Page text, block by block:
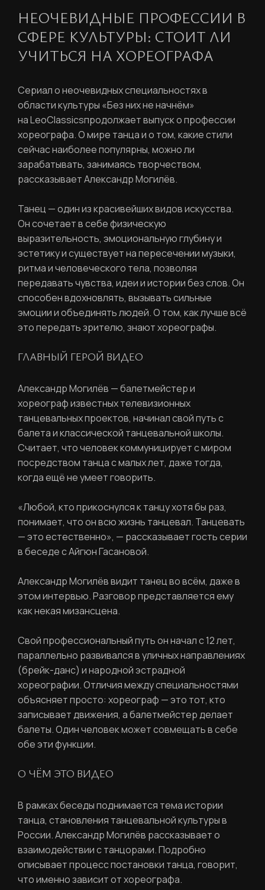
НЕОЧЕВИДНЫЕ ПРОФЕССИИ В
СФЕРЕ КУЛЬТУРЫ: СТОИТ ЛИ
УЧИТЬСЯ НА ХОРЕОГРАФА
Сериал о неочевидных специальностях в
области культуры «Без них не начнём»
на LeoClassicsпродолжает выпуск о профессии
хореографа. О мире танца и о том, какие стили
сейчас наиболее популярны, можно ли
зарабатывать, занимаясь творчеством,
рассказывает Александр Могилёв.
Танец — один из красивейших видов искусства.
Он сочетает в себе физическую
выразительность, эмоциональную глубину и
эстетику и существует на пересечении музыки,
ритма и человеческого тела, позволяя
передавать чувства, идеи и истории без слов. Он
способен вдохновлять, вызывать сильные
эмоции и объединять людей. О том, как лучше всё
это передать зрителю, знают хореографы.
ГЛАВНЫЙ ГЕРОЙ ВИДЕО
Александр Могилёв — балетмейстер и
хореограф известных телевизионных
танцевальных проектов, начинал свой путь с
балета и классической танцевальной школы.
Считает, что человек коммуницирует с миром
посредством танца с малых лет, даже тогда,
когда ещё не умеет говорить.
«Любой, кто прикоснулся к танцу хотя бы раз,
понимает, что он всю жизнь танцевал. Танцевать
— это естественно», — рассказывает гость серии
в беседе с Айгюн Гасановой.
Александр Могилёв видит танец во всём, даже в
этом интервью. Разговор представляется ему
как некая мизансцена.
Свой профессиональный путь он начал с 12 лет,
параллельно развивался в уличных направлениях
(брейк-данс) и народной эстрадной
хореографии. Отличия между специальностями
объясняет просто: хореограф — это тот, кто
записывает движения, а балетмейстер делает
балеты. Один человек может совмещать в себе
обе эти функции.
О ЧЁМ ЭТО ВИДЕО
В рамках беседы поднимается тема истории
танца, становления танцевальной культуры в
России. Александр Могилёв рассказывает о
взаимодействии с танцорами. Подробно
описывает процесс постановки танца, говорит,
что именно зависит от хореографа.
ЛИЧНЫЙ КАБИНЕТ
Ваш email
Пароль
Забыли пароль?
Регистрация
РЕГИСТРАЦИЯ
Ваше имя
Фамилия
Ваш email
Задайте пароль
Нажимая кнопку «Отправить», вы
соглашаетесь справилами обработки
персональных данных
ВОССТАНОВИТЬ ПАРОЛЬ
Вход в личный кабинет